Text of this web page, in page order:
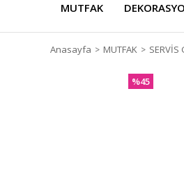
MUTFAK
Anasayfa MUTFAK SERVİS
%45